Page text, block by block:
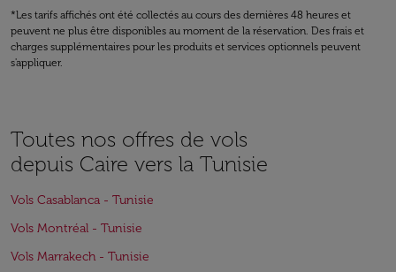
*Les tarifs affichés ont été collectés au cours des dernières 48 heures et
peuvent ne plus être disponibles au moment de la réservation. Des frais et
charges supplémentaires pour les produits et services optionnels peuvent
s'appliquer.
Toutes nos offres de vols
depuis Caire vers la Tunisie
Vols Casablanca - Tunisie
Vols Montréal - Tunisie
Vols Marrakech - Tunisie